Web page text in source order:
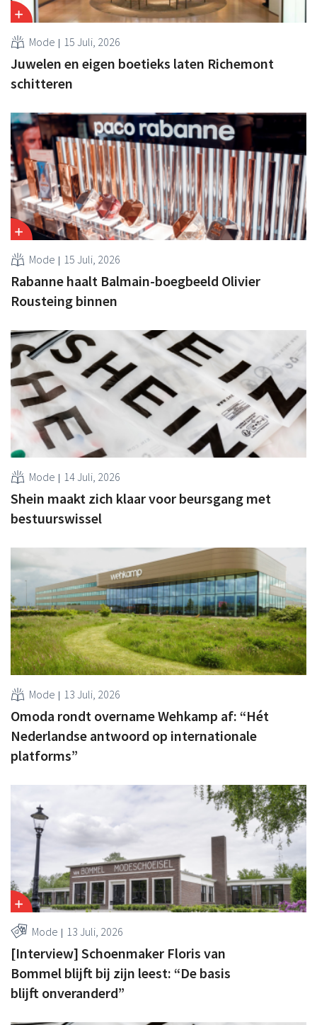
Mode 15 Juli, 2026
Juwelen en eigen boetieks laten Richemont
schitteren
Mode 15 Juli, 2026
Rabanne haalt Balmain-boegbeeld Olivier
Rousteing binnen
Mode 14 Juli, 2026
Shein maakt zich klaar voor beursgang met
bestuurswissel
Mode 13 Juli, 2026
Omoda rondt overname Wehkamp af: “Hét
Nederlandse antwoord op internationale
platforms”
Mode 13 Juli, 2026
[Interview] Schoenmaker Floris van
Bommel blijft bij zijn leest: “De basis
blijft onveranderd”